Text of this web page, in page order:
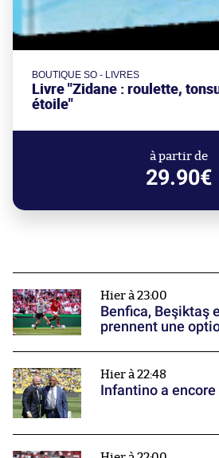
BOUTIQUE SO - LIVRES
Livre "Zidane : roulette,
étoile"
à partir de
29.90€
Hier à 23:00
Benfica, Beşiktaş
prennent une
Hier à 22:48
Infantino a